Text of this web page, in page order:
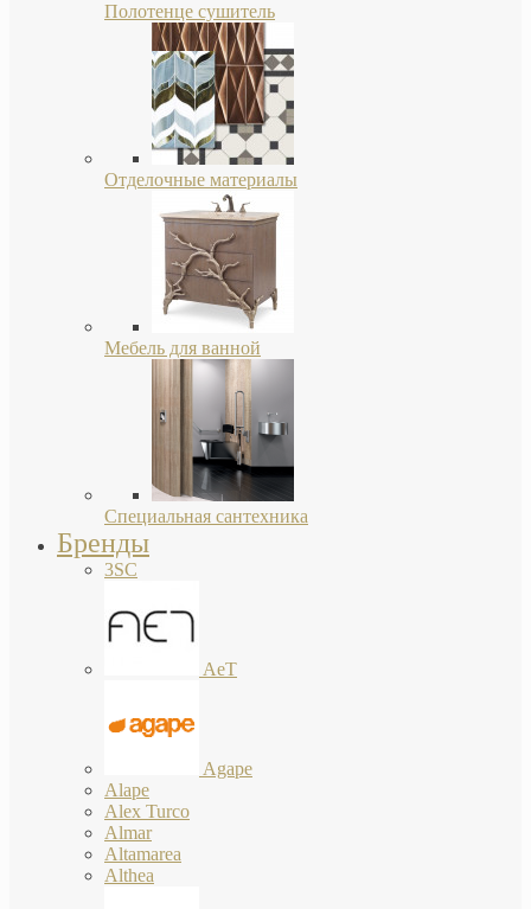
Полотенце сушитель
Отделочные материалы
Мебель для ванной
Специальная сантехника
Бренды
3SC
AeT
Agape
Alape
Alex Turco
Almar
Altamarea
Althea